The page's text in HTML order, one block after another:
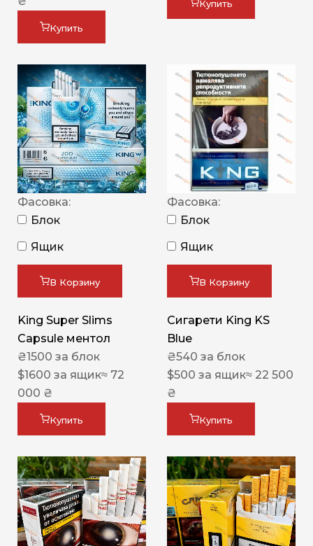
Купить
Купить
Фасовка:
Блок
Ящик
В Корзину
King Super Slims
Capsule ментол
₴1500 за блок
$1600 за ящик≈ 72
000 ₴
Купить
Фасовка:
Блок
Ящик
В Корзину
Сигарети King KS
Blue
₴540 за блок
$500 за ящик≈ 22 500
₴
Купить